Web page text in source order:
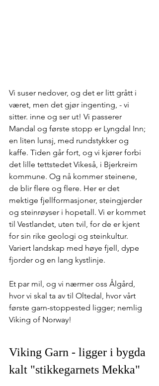
Vi suser nedover, og det er litt grått i
været, men det gjør ingenting, - vi
sitter. inne og ser ut! Vi passerer
Mandal og første stopp er Lyngdal Inn;
en liten lunsj, med rundstykker og
kaffe. Tiden går fort, og vi kjører forbi
det lille tettstedet Vikeså, i Bjerkreim
kommune. Og nå kommer steinene,
de blir flere og flere. Her er det
mektige fjellformasjoner, steingjerder
og steinrøyser i hopetall. Vi er kommet
til Vestlandet, uten tvil, for de er kjent
for sin rike geologi og steinkultur.
Variert landskap med høye fjell, dype
fjorder og en lang kystlinje.
Et par mil, og vi nærmer oss Ålgård,
hvor vi skal ta av til Oltedal, hvor vårt
første garn-stoppested ligger; nemlig
Viking of Norway!
Viking Garn - ligger i bygda
kalt "stikkegarnets Mekka"